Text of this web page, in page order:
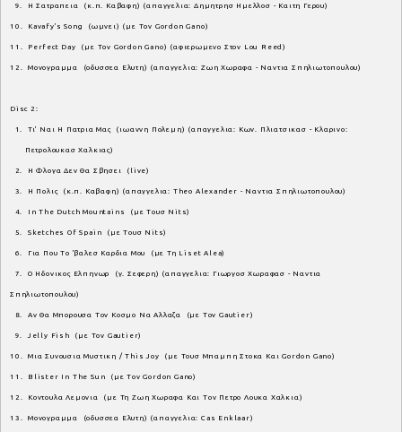
9. Η Σατραπεια (κ.π. Καβαφη) (απαγγελια: Δημητρησ Ημελλοσ - Καιτη Γερου)
10. Kavafy's Song (ωμνει) (με Τον Gordon Gano)
11. Perfect Day (με Τον Gordon Gano) (αφιερωμενο Στον Lou Reed)
12. Μονογραμμα (οδυσσεα Ελυτη) (απαγγελια: Ζωη Χωραφα - Ναντια Σπηλιωτοπουλου)
Disc 2:
1. Τι' Ναι Η Πατρια Μας (ιωαννη Πολεμη) (απαγγελια: Κων. Πλιατσικασ - Κλαρινο:
Πετρολουκασ Χαλκιας)
2. Η Φλογα Δεν Θα Σβησει (live)
3. Η Πολις (κ.π. Καβαφη) (απαγγελια: Theo Alexander - Ναντια Σπηλιωτοπουλου)
4. In The Dutch Mountains (με Τουσ Nits)
5. Sketches Of Spain (με Τουσ Nits)
6. Για Που Το 'βαλεσ Καρδια Μου (με Τη Liset Alea)
7. Ο Ηδονικος Ελπηνωρ (γ. Σεφερη) (απαγγελια: Γιωργοσ Χωραφασ - Ναντια
Σπηλιωτοπουλου)
8. Αν Θα Μπορουσα Τον Κοσμο Να Αλλαζα (με Τον Gautier)
9. Jelly Fish (με Τον Gautier)
10. Μια Συνουσια Μυστικη / This Joy (με Τουσ Μπαμπη Στοκα Και Gordon Gano)
11. Blister In The Sun (με Τον Gordon Gano)
12. Κοντουλα Λεμονια (με Τη Ζωη Χωραφα Και Τον Πετρο Λουκα Χαλκια)
13. Μονογραμμα (οδυσσεα Ελυτη) (απαγγελια: Cas Enklaar)